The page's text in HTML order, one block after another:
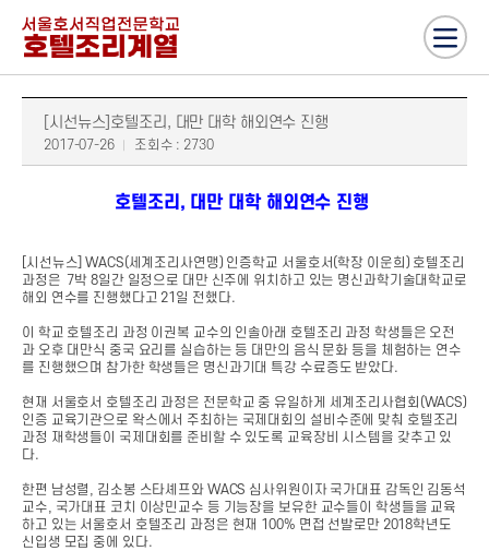
[시선뉴스]호텔조리, 대만 대학 해외연수 진행
2017-07-26 조회수 : 2730
호텔조리, 대만 대학 해외연수 진행
[시선뉴스] WACS(세계조리사연맹) 인증학교 서울호서(학장 이운희) 호텔조리
과정은 7박 8일간 일정으로 대만 신주에 위치하고 있는 명신과학기술대학교로
해외 연수를 진행했다고 21일 전했다.
이 학교 호텔조리 과정 이권복 교수의 인솔아래 호텔조리 과정 학생들은 오전
과 오후 대만식 중국 요리를 실습하는 등 대만의 음식 문화 등을 체험하는 연수
를 진행했으며 참가한 학생들은 명신과기대 특강 수료증도 받았다.
현재 서울호서 호텔조리 과정은 전문학교 중 유일하게 세계조리사협회(WACS)
인증 교육기관으로 왁스에서 주최하는 국제대회의 설비수준에 맞춰 호텔조리
과정 재학생들이 국제대회를 준비할 수 있도록 교육장비 시스템을 갖추고 있
다.
한편 남성렬, 김소봉 스타셰프와 WACS 심사위원이자 국가대표 감독인 김동석
교수, 국가대표 코치 이상민교수 등 기능장을 보유한 교수들이 학생들을 교육
하고 있는 서울호서 호텔조리 과정은 현재 100% 면접 선발로만 2018학년도
신입생 모집 중에 있다.